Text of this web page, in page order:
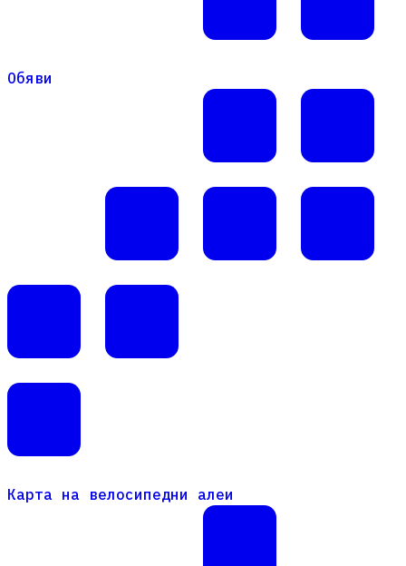
Обяви
Карта на велосипедни алеи
Карта на велосипедни алеи